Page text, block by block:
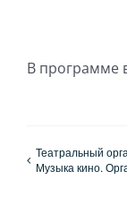
В программе
Театральный
Музыка кино.